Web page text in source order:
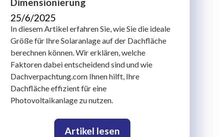
25/6/2025
In diesem Artikel erfahren Sie, wie Sie die ideale
Größe für Ihre Solaranlage auf der Dachfläche
berechnen können. Wir erklären, welche
Faktoren dabei entscheidend sind und wie
Dachverpachtung.com Ihnen hilft, Ihre
Dachfläche effizient für eine
Photovoltaikanlage zu nutzen.
Artikel lesen